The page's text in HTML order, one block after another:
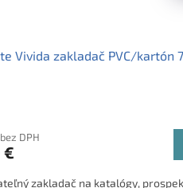
Vivida zakladač PVC/kartón
DPH
€
zakladač na katalógy,